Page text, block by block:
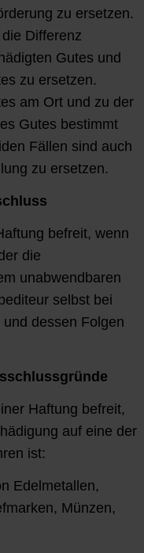
zu ersetzen.
Differenz
Gutes und
zu ersetzen.
am Ort und zu der
Gutes bestimmt
Fällen sind auch
zu ersetzen.
befreit, wenn
die
unabwendbaren
selbst bei
dessen Folgen
Haftung befreit,
auf eine der
ist:
Edelmetallen,
Münzen,